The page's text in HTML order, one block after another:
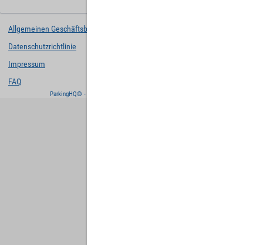
Allgemeinen Geschäftsbedingungen
Datenschutzrichtlinie
Impressum
FAQ
ParkingHQ® - eine Lösung von